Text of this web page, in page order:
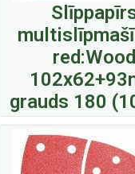
red:Wood
grauds 180